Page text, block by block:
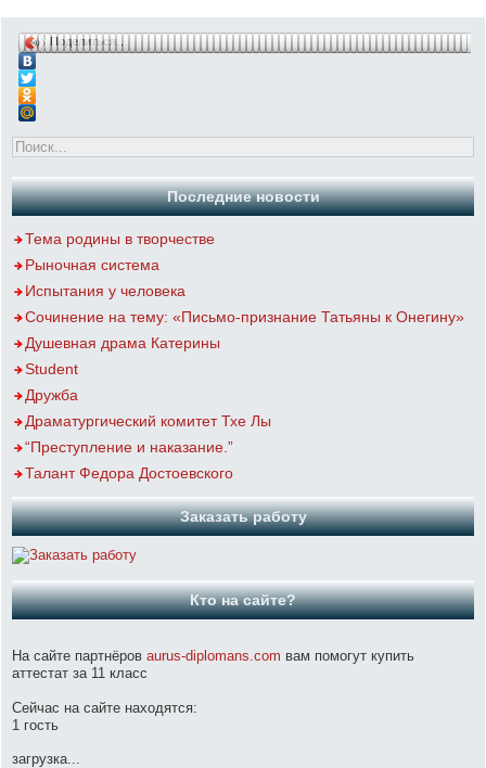
Поделиться…
Последние новости
Тема родины в творчестве
Рыночная система
Испытания у человека
Сочинение на тему: «Письмо-признание Татьяны к Онегину»
Душевная драма Катерины
Student
Дружба
Драматургический комитет Тхе Лы
“Преступление и наказание.”
Талант Федора Достоевского
Заказать работу
Кто на сайте?
На сайте партнёров aurus-diplomans.com вам помогут купить
аттестат за 11 класс
Сейчас на сайте находятся:
1 гость
загрузка...